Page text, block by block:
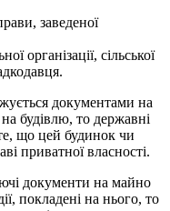
заведеної
організації, сільської
документами на
будівлю, то державні
що цей будинок чи
приватної власності.
документи на майно
покладені на нього, то